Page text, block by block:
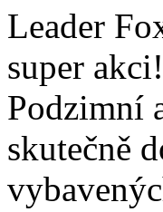
Podzimní
skutečně